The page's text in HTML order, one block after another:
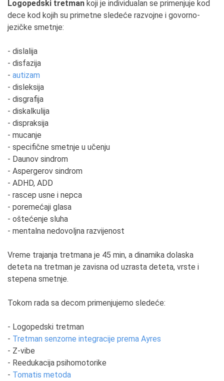
Logopedski tretman koji je individualan se primenjuje kod
dece kod kojih su primetne sledeće razvojne i govorno-
jezičke smetnje:
- dislalija
- disfazija
- autizam
- disleksija
- disgrafija
- diskalkulija
- dispraksija
- mucanje
- specifične smetnje u učenju
- Daunov sindrom
- Aspergerov sindrom
- ADHD, ADD
- rascep usne i nepca
- poremećaji glasa
- oštećenje sluha
- mentalna nedovoljna razvijenost
Vreme trajanja tretmana je 45 min, a dinamika dolaska
deteta na tretman je zavisna od uzrasta deteta, vrste i
stepena smetnje.
Tokom rada sa decom primenjujemo sledeće:
- Logopedski tretman
- Tretman senzorne integracije prema Ayres
- Z-vibe
- Reedukacija psihomotorike
- Tomatis metoda